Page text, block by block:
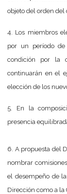
objeto del orden del
4. Los miembros
por un período
condición por la
continuarán en el
elección de los
5. En la
presencia
6. A propuesta del
nombrar
el desempeño de
Dirección como a la